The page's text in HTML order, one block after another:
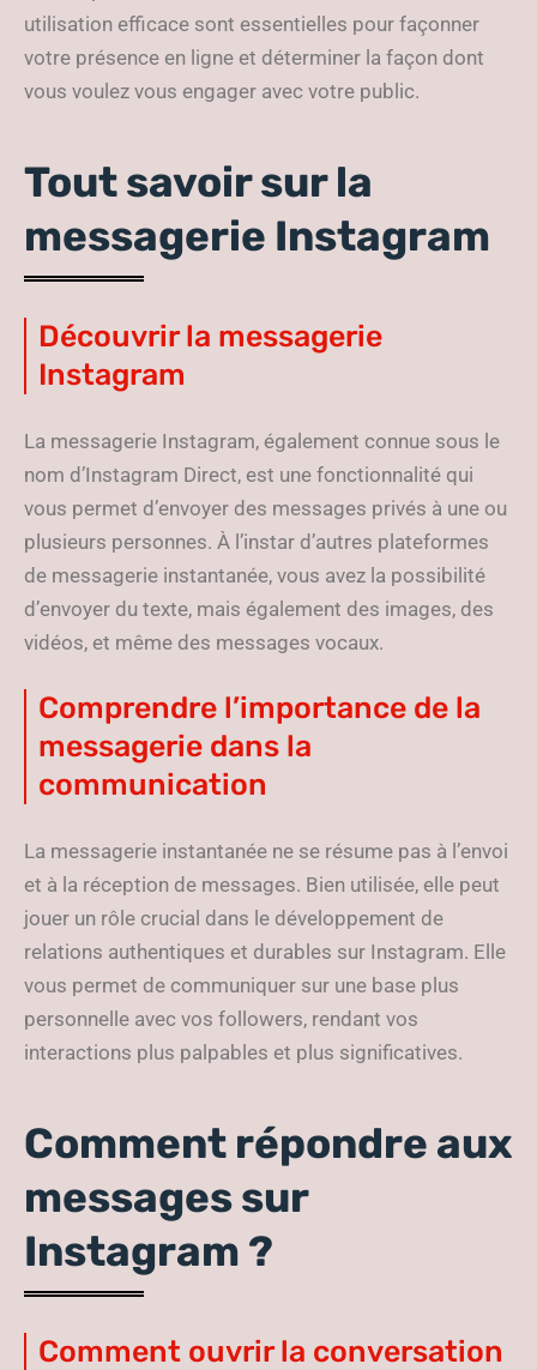
utilisation efficace sont essentielles pour façonner
votre présence en ligne et déterminer la façon dont
vous voulez vous engager avec votre public.
Tout savoir sur la
messagerie Instagram
Découvrir la messagerie
Instagram
La messagerie Instagram, également connue sous le
nom d’Instagram Direct, est une fonctionnalité qui
vous permet d’envoyer des messages privés à une ou
plusieurs personnes. À l’instar d’autres plateformes
de messagerie instantanée, vous avez la possibilité
d’envoyer du texte, mais également des images, des
vidéos, et même des messages vocaux.
Comprendre l’importance de la
messagerie dans la
communication
La messagerie instantanée ne se résume pas à l’envoi
et à la réception de messages. Bien utilisée, elle peut
jouer un rôle crucial dans le développement de
relations authentiques et durables sur Instagram. Elle
vous permet de communiquer sur une base plus
personnelle avec vos followers, rendant vos
interactions plus palpables et plus significatives.
Comment répondre aux
messages sur
Instagram ?
Comment ouvrir la conversation